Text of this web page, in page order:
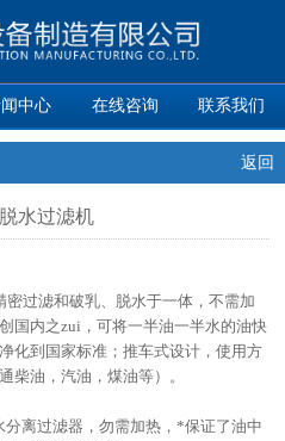
中心 在线咨询 联系我们
返回
水过滤机
密过滤和破乳、脱水于一体，不需加
国内之zui，可将一半油一半水的油快
化到国家标准；推车式设计，使用方
柴油，汽油，煤油等）。
离过滤器，勿需加热，*保证了油中